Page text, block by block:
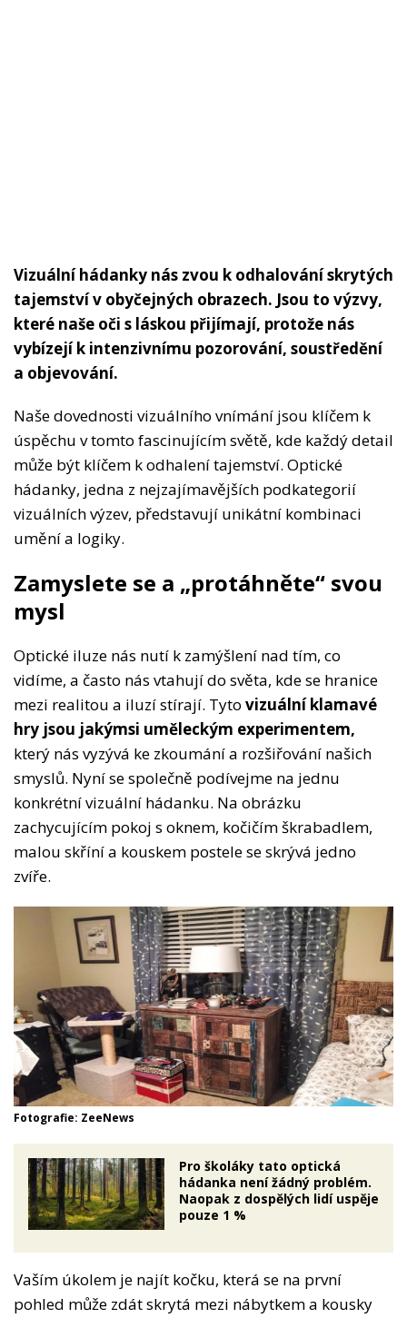
Vizuální hádanky nás zvou k odhalování skrytých
tajemství v obyčejných obrazech. Jsou to výzvy,
které naše oči s láskou přijímají, protože nás
vybízejí k intenzivnímu pozorování, soustředění
a objevování.
Naše dovednosti vizuálního vnímání jsou klíčem k
úspěchu v tomto fascinujícím světě, kde každý detail
může být klíčem k odhalení tajemství. Optické
hádanky, jedna z nejzajímavějších podkategorií
vizuálních výzev, představují unikátní kombinaci
umění a logiky.
Zamyslete se a „protáhněte“ svou
mysl
Optické iluze nás nutí k zamýšlení nad tím, co
vidíme, a často nás vtahují do světa, kde se hranice
mezi realitou a iluzí stírají. Tyto vizuální klamavé
hry jsou jakýmsi uměleckým experimentem,
který nás vyzývá ke zkoumání a rozšiřování našich
smyslů. Nyní se společně podívejme na jednu
konkrétní vizuální hádanku. Na obrázku
zachycujícím pokoj s oknem, kočičím škrabadlem,
malou skříní a kouskem postele se skrývá jedno
zvíře.
Fotografie: ZeeNews
Pro školáky tato optická
hádanka není žádný problém.
Naopak z dospělých lidí uspěje
pouze 1 %
Vaším úkolem je najít kočku, která se na první
pohled může zdát skrytá mezi nábytkem a kousky